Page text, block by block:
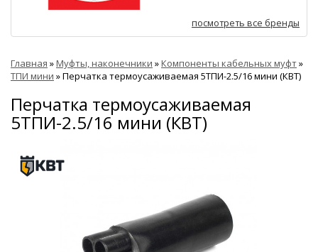
посмотреть все бренды
Главная »Муфты, наконечники »Компоненты кабельных муфт»
ТПИ мини »Перчатка термоусаживаемая 5ТПИ-2.5/16 мини (КВТ)
Перчатка термоусаживаемая
5ТПИ-2.5/16 мини (КВТ)